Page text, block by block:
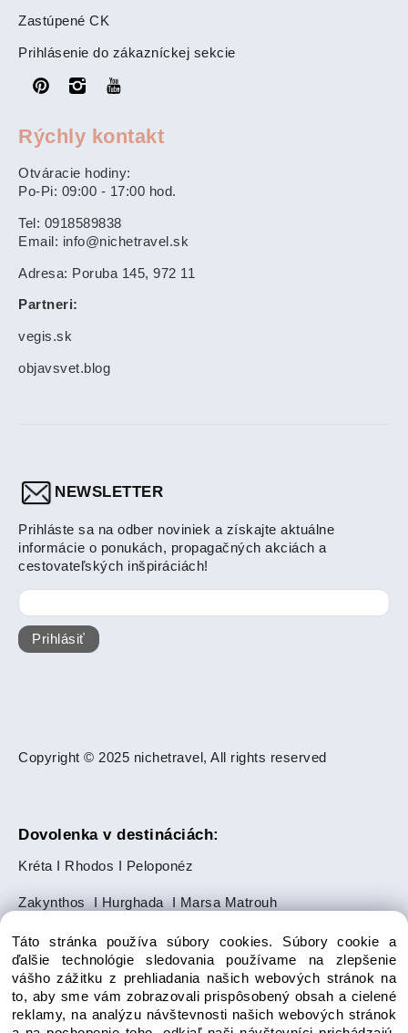
Zastúpené CK
Prihlásenie do zákazníckej sekcie
Rýchly kontakt
Otváracie hodiny:
Po-Pi: 09:00 - 17:00 hod.
Tel: 0918589838
Email: info@nichetravel.sk
Adresa: Poruba 145, 972 11
Partneri:
vegis.sk
objavsvet.blog
NEWSLETTER
Prihláste sa na odber noviniek a získajte aktuálne
informácie o ponukách, propagačných akciách a
cestovateľských inšpiráciách!
Prihlásiť
Copyright © 2025 nichetravel, All rights reserved
Dovolenka v destináciách:
Kréta Rhodos Peloponéz
Zakynthos Hurghada Marsa Matrouh
Slnečné pobrežieI Zlaté Piesky
Makarská riviéra Ayia Napa IPaphos
SalalahIPunta Cana
Táto stránka používa súbory cookies. Súbory cookie a
ďalšie technológie sledovania používame na zlepšenie
vášho zážitku z prehliadania našich webových stránok na
to, aby sme vám zobrazovali prispôsobený obsah a cielené
reklamy, na analýzu návštevnosti našich webových stránok